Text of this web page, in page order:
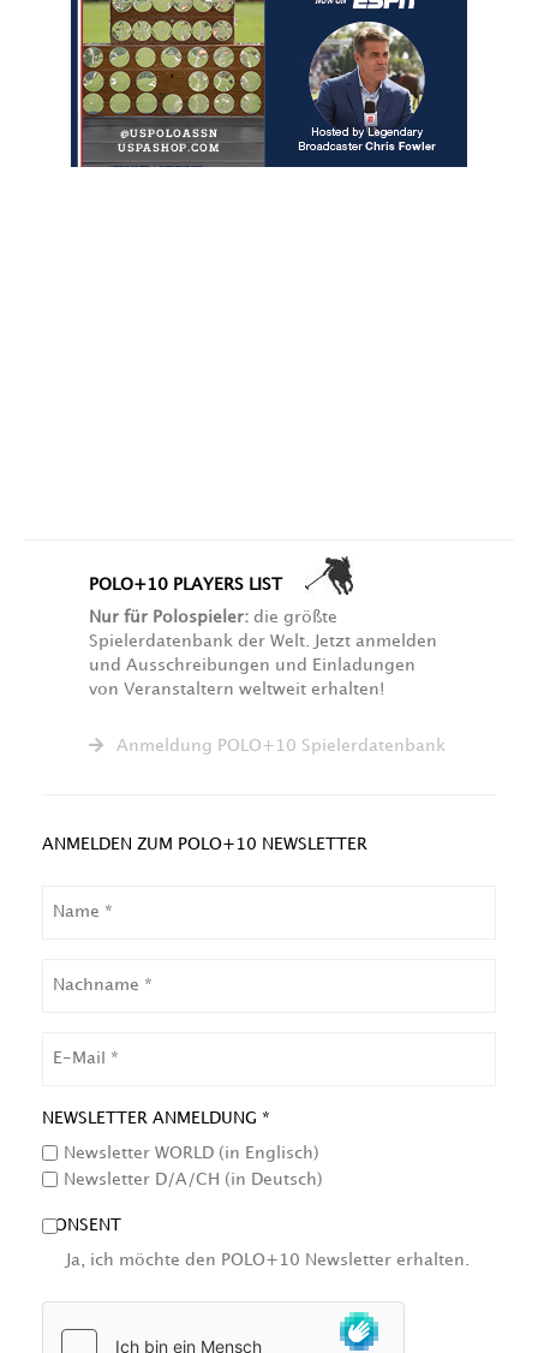
POLO+10 PLAYERS LIST
Nur für Polospieler: die größte
Spielerdatenbank der Welt. Jetzt anmelden
und Ausschreibungen und Einladungen
von Veranstaltern weltweit erhalten!
Anmeldung POLO+10 Spielerdatenbank
ANMELDEN ZUM POLO+10 NEWSLETTER
NEWSLETTER ANMELDUNG *
Newsletter WORLD (in Englisch)
Newsletter D/A/CH (in Deutsch)
CONSENT
Ja, ich möchte den POLO+10 Newsletter erhalten.